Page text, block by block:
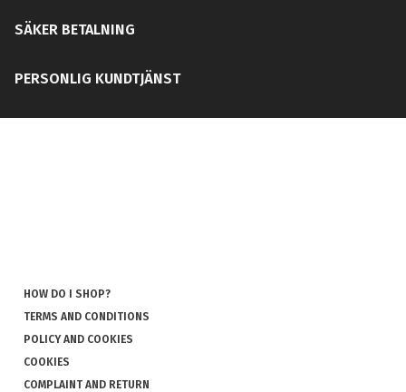
SÄKER BETALNING
PERSONLIG KUNDTJÄNST
HOW DO I SHOP?
TERMS AND CONDITIONS
POLICY AND COOKIES
COOKIES
COMPLAINT AND RETURN